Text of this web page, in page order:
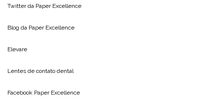
Twitter da Paper Excellence
Blog da Paper Excellence
Elevare
Lentes de contato dental
Facebook Paper Excellence